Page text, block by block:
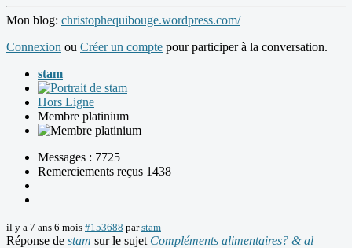
Mon blog: christophequibouge.wordpress.com/
Connexion ou Créer un compte pour participer à la conversation.
stam
Hors Ligne
Membre platinium
Messages : 7725
Remerciements reçus 1438
il y a 7 ans 6 mois #153688 parstam
Réponse de stam sur le sujet Compléments alimentaires? & al